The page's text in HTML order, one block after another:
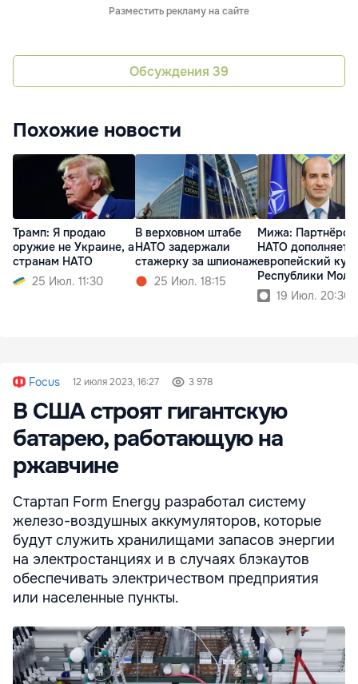
Разместить рекламу на сайте
Обсуждения 39
Похожие новости
Трамп: Я продаю
оружие не Украине, а
странам НАТО
25 Июл. 11:30
В верховном штабе
НАТО задержали
стажерку за шпионаж
25 Июл. 18:15
Мижа:
НАТО дополняет
европейский
Республики
19 Июл. 20:30
Focus 12 июля 2023, 16:27 3 978
В США строят гигантскую
батарею, работающую на
ржавчине
Стартап Form Energy разработал систему
железо-воздушных аккумуляторов, которые
будут служить хранилищами запасов энергии
на электростанциях и в случаях блэкаутов
обеспечивать электричеством предприятия
или населенные пункты.